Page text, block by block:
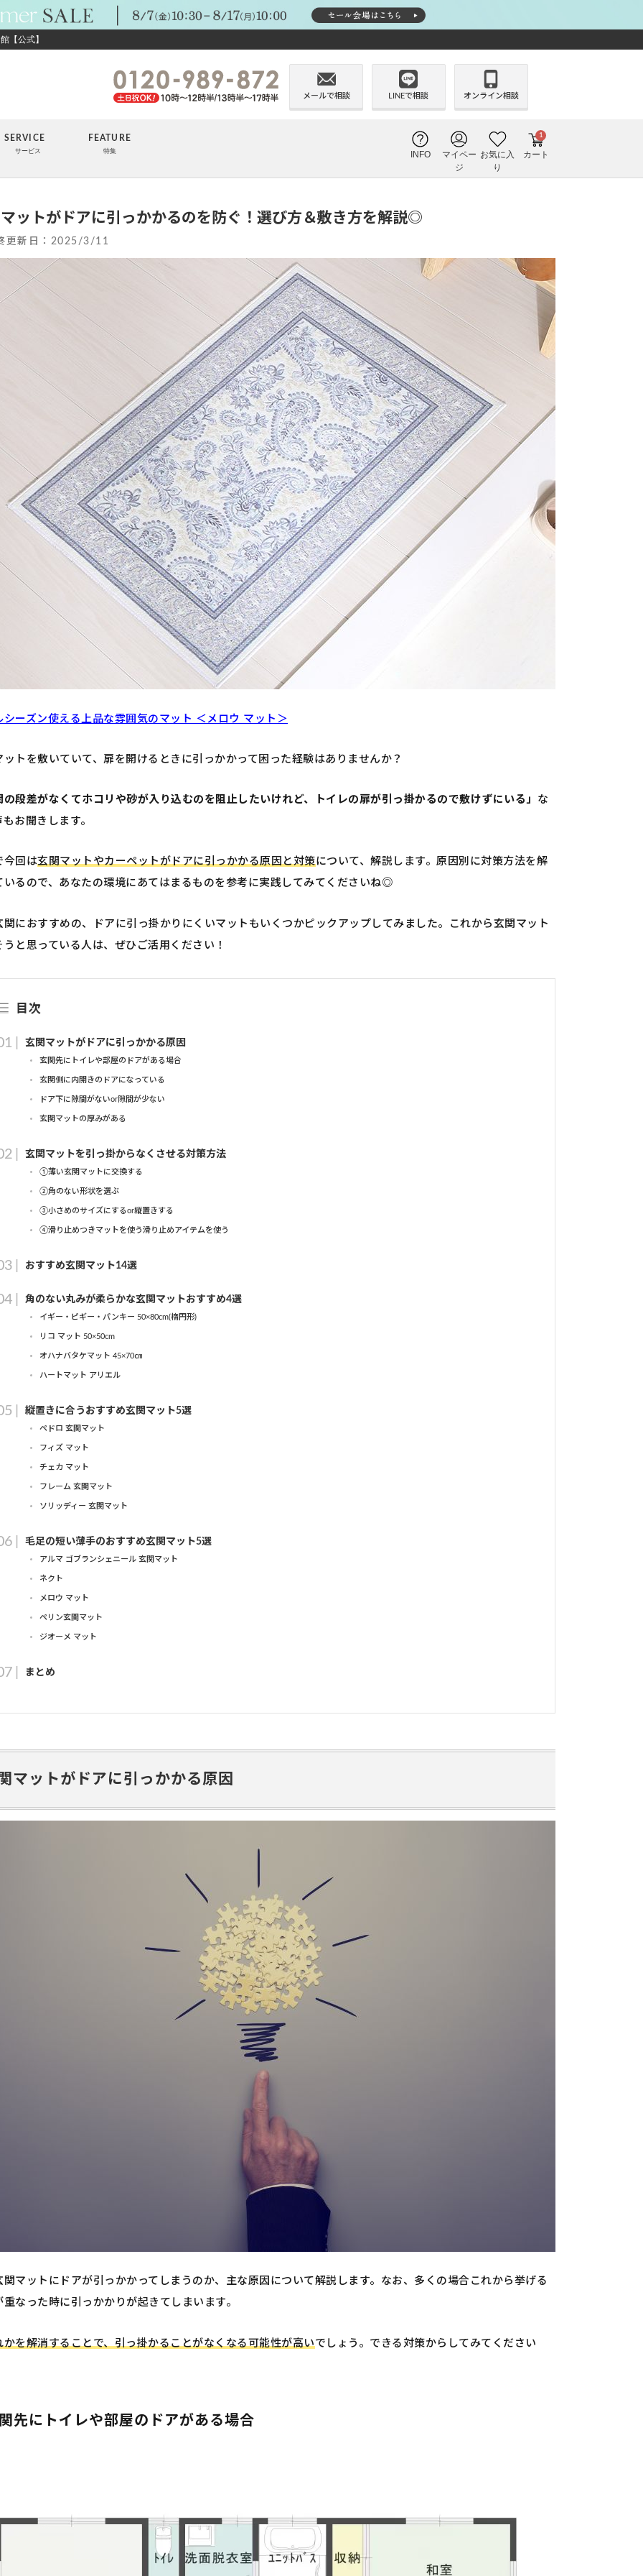
【公式】
メールで相談 LINEで相談 オンライン相談
SERVICE
サービス
FEATURE
特集 INFO
マイペー
ジ
お気に入
り
1
カート
ットがドアに引っかかるのを防ぐ！選び方＆敷き方を解説◎
更新日： 2025/3/11
シーズン使える上品な雰囲気のマット ＜メロウ マット＞
ットを敷いていて、扉を開けるときに引っかかって困った経験はありませんか？
の段差がなくてホコリや砂が入り込むのを阻止したいけれど、トイレの扉が引っ掛かるので敷けずにいる」 な
お聞きします。
今回は玄関マットやカーペットがドアに引っかかる原因と対策について、解説します。 原因別に対策方法を解
いるので、あなたの環境にあてはまるものを参考に実践してみてくださいね◎
関におすすめの、ドアに引っ掛かりにくいマットもいくつかピックアップしてみました。
これから玄関マット
うと思っている人は、ぜひご活用ください！
目次
玄関マットがドアに引っかかる原因
玄関先にトイレや部屋のドアがある場合
玄関側に内開きのドアになっている
ドア下に隙間がないor隙間が少ない
玄関マットの厚みがある
玄関マットを引っ掛からなくさせる対策方法
①薄い玄関マットに交換する
②角のない形状を選ぶ
③小さめのサイズにするor縦置きする
④滑り止めつきマットを使う滑り止めアイテムを使う
おすすめ玄関マット14選
角のない丸みが柔らかな玄関マットおすすめ4選
イギー・ピギー・パンキー 50×80cm(楕円形)
リコ マット 50×50cm
オハナバタケマット 45×70㎝
ハートマット アリエル
縦置きに合うおすすめ玄関マット5選
ペドロ 玄関マット
フィズ マット
チェカ マット
フレーム 玄関マット
ソリッディー 玄関マット
毛足の短い薄手のおすすめ玄関マット5選
アルマ ゴブランシェニール 玄関マット
ネクト
メロウ マット
ペリン玄関マット
ジオーメ マット
まとめ
マットがドアに引っかかる原因
関マットにドアが引っかかってしまうのか、主な原因について解説します。 なお、多くの場合これから挙げる
重なった時に引っかかりが起きてしまいます。
かを解消することで、引っ掛かることがなくなる可能性が高い でしょう。できる対策からしてみてください
先にトイレや部屋のドアがある場合